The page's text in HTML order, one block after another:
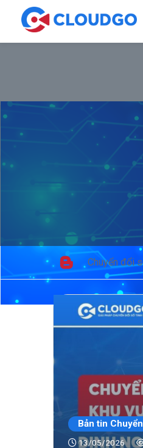
Chuyển đổi
Bản tin
13/05/2026